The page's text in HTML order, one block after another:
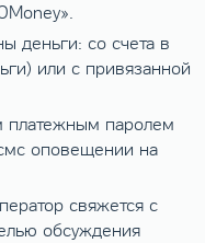
деньги: со счета в
или с привязанной
платежным паролем
оповещении на
свяжется с
обсуждения